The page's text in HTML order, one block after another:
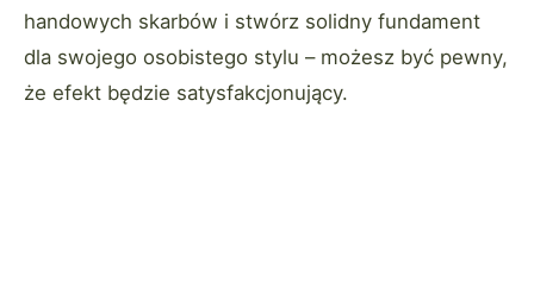
handowych skarbów i stwórz solidny fundament
dla swojego osobistego stylu – możesz być pewny,
że efekt będzie satysfakcjonujący.